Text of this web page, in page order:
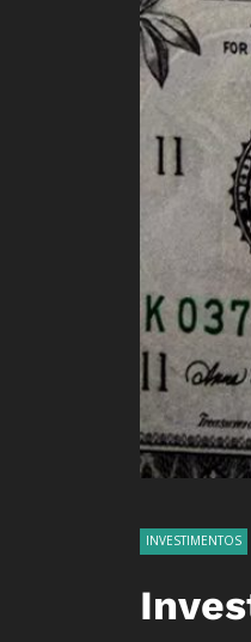
INVESTIMENTOS